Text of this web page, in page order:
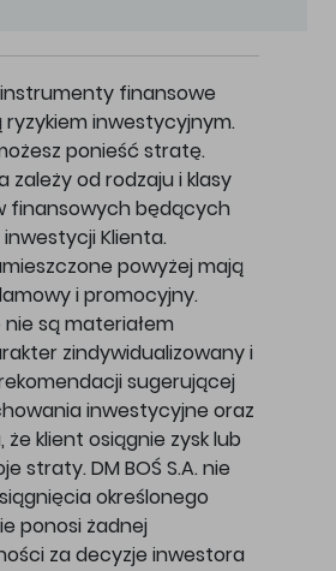
finansowe
inwestycyjnym.
ponieść stratę.
zależy od rodzaju i klasy
finansowych będących
Klienta.
powyżej mają
i promocyjny.
są materiałem
zindywidualizowany i
sugerującej
inwestycyjne oraz
że klient osiągnie zysk lub
straty. DM BOŚ S.A. nie
określonego
ponosi żadnej
za decyzje inwestora